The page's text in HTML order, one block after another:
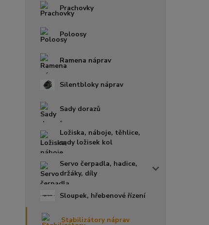
Prachovky
Poloosy
Ramena náprav
Silentbloky náprav
Sady dorazů
Ložiska, náboje, těhlice,
sady ložisek kol
Servo čerpadla, hadice,
držáky, díly
Sloupek, hřebenové řízení
Stabilizátory náprav